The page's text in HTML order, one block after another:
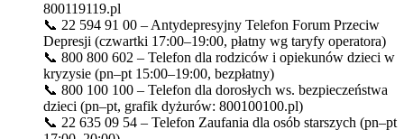
800119119.pl
📞 22 594 91 00 – Antydepresyjny Telefon Forum Przeciw
Depresji (czwartki 17:00–19:00, płatny wg taryfy operatora)
📞 800 800 602 – Telefon dla rodziców i opiekunów dzieci w
kryzysie (pn–pt 15:00–19:00, bezpłatny)
📞 800 100 100 – Telefon dla dorosłych ws. bezpieczeństwa
dzieci (pn–pt, grafik dyżurów: 800100100.pl)
📞 22 635 09 54 – Telefon Zaufania dla osób starszych (pn–pt